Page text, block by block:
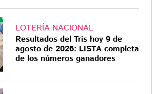
LOTERÍA NACIONAL
Resultados del Tris hoy 9 de
agosto de 2026: LISTA completa
de los números ganadores